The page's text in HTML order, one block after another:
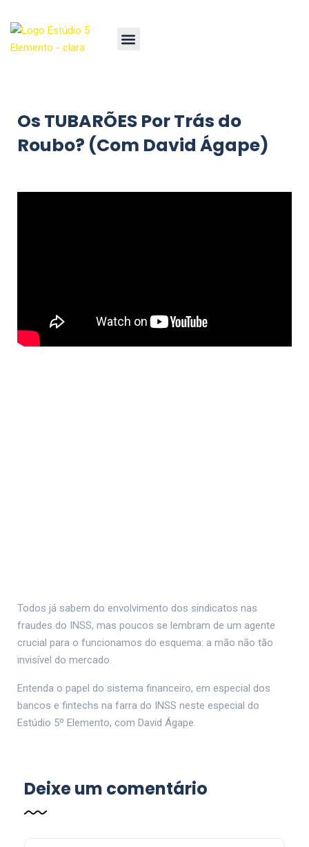
Os TUBARÕES Por Trás do
Roubo? (Com David Ágape)
Todos já sabem do envolvimento dos sindicatos nas
fraudes do INSS, mas poucos se lembram de um agente
crucial para o funcionamos do esquema: a mão não tão
invisível do mercado.
Entenda o papel do sistema financeiro, em especial dos
bancos e fintechs na farra do INSS neste especial do
Estúdio 5º Elemento, com David Ágape.
Deixe um comentário